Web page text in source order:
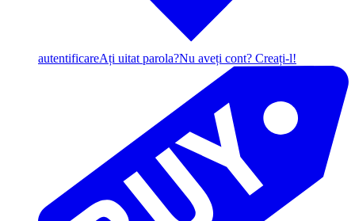
autentificareAți uitat parola?Nu aveți cont? Creați-l!